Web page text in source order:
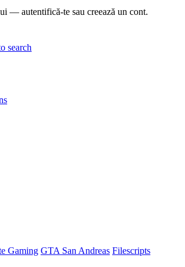
— autentifică-te sau creează un cont.
search
Gaming GTA San Andreas Filescripts